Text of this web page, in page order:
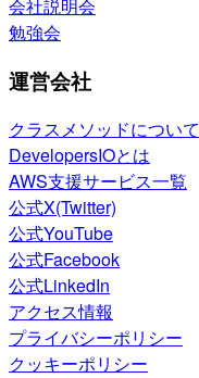
会社説明会
勉強会
運営会社
クラスメソッドについて
DevelopersIOとは
AWS支援サービス一覧
公式X(Twitter)
公式YouTube
公式Facebook
公式LinkedIn
アクセス情報
プライバシーポリシー
クッキーポリシー